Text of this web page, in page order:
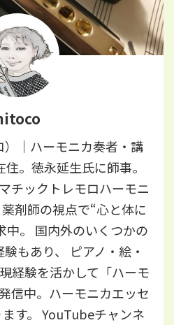
｜ハーモニカ奏者・講
。徳永延生氏に師事。
チックトレモロハーモニ
剤師の視点で“心と体に
中。 国内外のいくつかの
もあり、 ピアノ・絵・
経験を活かして「ハーモ
信中。ハーモニカエッセ
す。 YouTubeチャンネ